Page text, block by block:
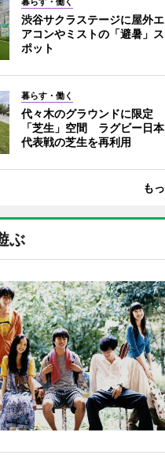
渋谷サクラステージに屋外エ
アコンやミストの「避暑」ス
ポット
暮らす・働く
代々木のグラウンドに限定
「芝生」空間 ラグビー日本
代表戦の芝生を再利用
も
ぶ